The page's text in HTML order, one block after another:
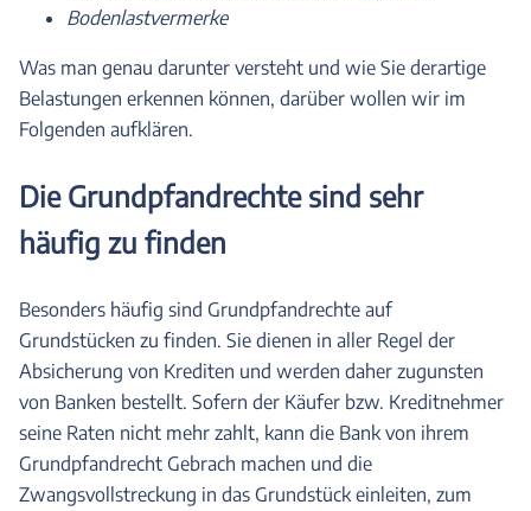
Bodenlastvermerke
Was man genau darunter versteht und wie Sie derartige
Belastungen erkennen können, darüber wollen wir im
Folgenden aufklären.
Die Grundpfandrechte sind sehr
häufig zu finden
Besonders häufig sind Grundpfandrechte auf
Grundstücken zu finden. Sie dienen in aller Regel der
Absicherung von Krediten und werden daher zugunsten
von Banken bestellt. Sofern der Käufer bzw. Kreditnehmer
seine Raten nicht mehr zahlt, kann die Bank von ihrem
Grundpfandrecht Gebrach machen und die
Zwangsvollstreckung in das Grundstück einleiten, zum